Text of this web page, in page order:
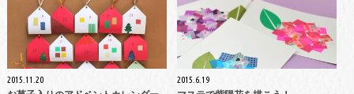
2015.11.20 2015.6.19